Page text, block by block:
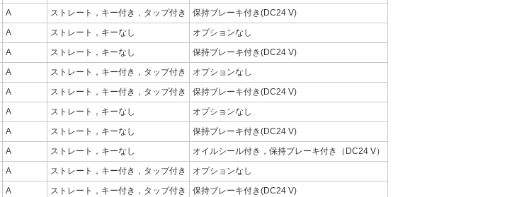
A ストレート，キー付き，タップ付き
保持ブレーキ付き(DC24 V)
A ストレート，キーなし
オプションなし
A ストレート，キーなし
保持ブレーキ付き(DC24 V)
A ストレート，キー付き，タップ付き
オプションなし
A ストレート，キー付き，タップ付き
保持ブレーキ付き(DC24 V)
A ストレート，キーなし
オプションなし
A ストレート，キーなし
保持ブレーキ付き(DC24 V)
A ストレート，キーなし
オイルシール付き，保持ブレーキ付き（DC24 V）
A ストレート，キー付き，タップ付き
オプションなし
A ストレート，キー付き，タップ付き
保持ブレーキ付き(DC24 V)